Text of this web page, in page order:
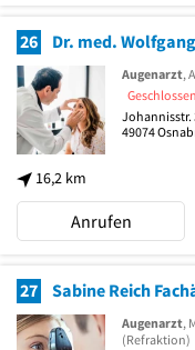
26
16,2 km
Augenarzt,
Geschlossen
Johannisstr.
49074
Anrufen
27 Sabine Reich
Augenarzt,
(Refraktion)